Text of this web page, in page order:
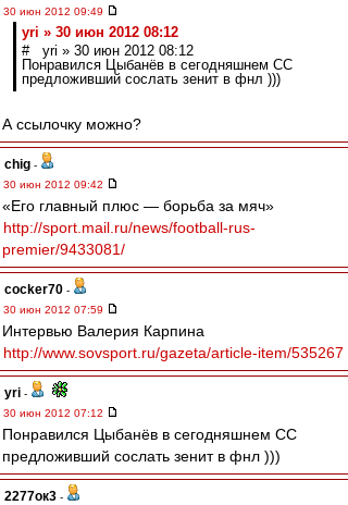
30 июн 2012 09:49
yri » 30 июн 2012 08:12
# yri » 30 июн 2012 08:12
Понравился Цыбанёв в сегодняшнем СС
предложивший сослать зенит в фнл )))
А ссылочку можно?
chig -
30 июн 2012 09:42
«Его главный плюс — борьба за мяч»
http://sport.mail.ru/news/football-rus-
premier/9433081/
cocker70 -
30 июн 2012 07:59
Интервью Валерия Карпина
http://www.sovsport.ru/gazeta/article-item/535267
yri -
30 июн 2012 07:12
Понравился Цыбанёв в сегодняшнем СС
предложивший сослать зенит в фнл )))
2277ок3 -